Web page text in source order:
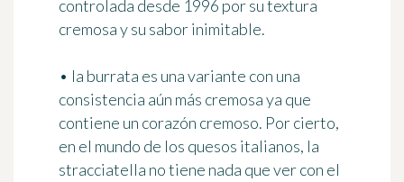
controlada desde 1996 por su textura
cremosa y su sabor inimitable.
• la burrata es una variante con una
consistencia aún más cremosa ya que
contiene un corazón cremoso. Por cierto,
en el mundo de los quesos italianos, la
stracciatella no tiene nada que ver con el